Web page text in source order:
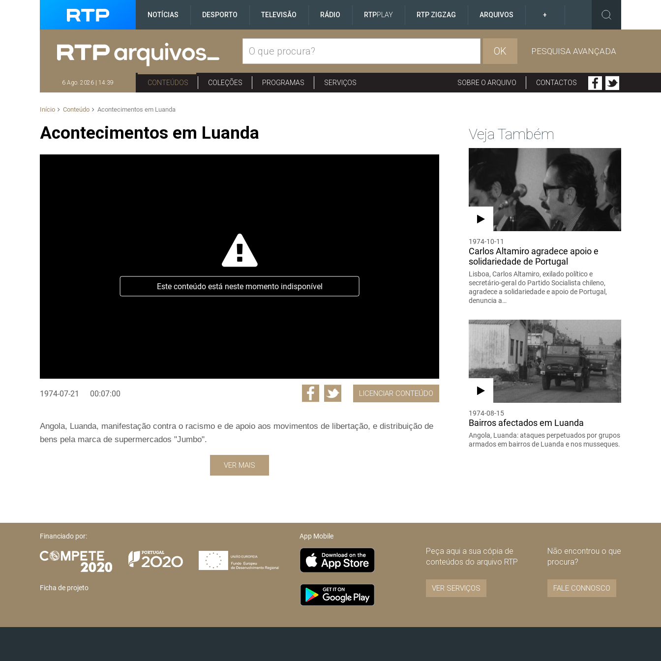
NOTÍCIAS DESPORTO TELEVISÃO RÁDIO RTPPLAY RTP ZIGZAG ARQUIVOS +
OK PESQUISA AVANÇADA
6 Ago. 2026 | 14:39 CONTEÚDOS COLEÇÕES PROGRAMAS SERVIÇOS SOBRE O ARQUIVO CONTACTOS
Início Conteúdo Acontecimentos em Luanda
Acontecimentos em Luanda
Este conteúdo está neste momento indisponível
1974-07-21 00:07:00 LICENCIAR CONTEÚDO
Angola, Luanda, manifestação contra o racismo e de apoio aos movimentos de libertação, e distribuição de
bens pela marca de supermercados "Jumbo".
VER MAIS
Veja Também
1974-10-11
Carlos Altamiro agradece apoio e
solidariedade de Portugal
Lisboa, Carlos Altamiro, exilado político e
secretário-geral do Partido Socialista chileno,
agradece a solidariedade e apoio de Portugal,
denuncia a…
1974-08-15
Bairros afectados em Luanda
Angola, Luanda: ataques perpetuados por grupos
armados em bairros de Luanda e nos musseques.
Financiado por:
Ficha de projeto
App Mobile
Peça aqui a sua cópia de
conteúdos do arquivo RTP
VER SERVIÇOS
Não encontrou o que
procura?
FALE CONNOSCO